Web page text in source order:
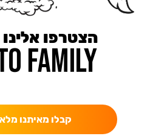
הצטרפו אלינו
קבלו מאיתנו